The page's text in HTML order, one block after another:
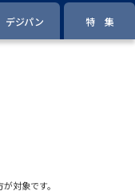
デジパン 特 集
対象です。